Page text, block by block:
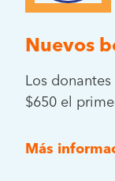
Nuevos
Los
$650 el
Más